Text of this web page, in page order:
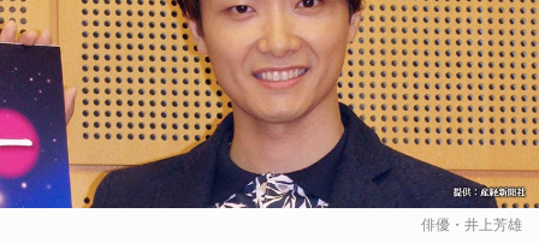
俳優・井上芳雄